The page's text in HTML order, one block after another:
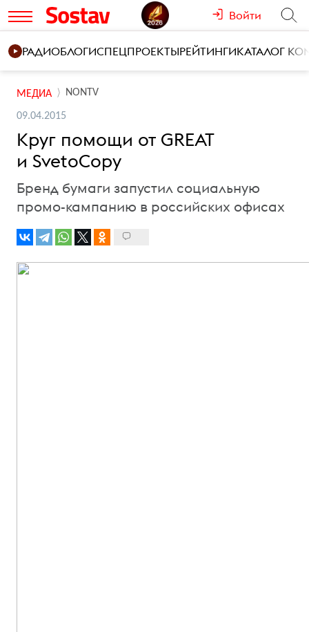
Войти
РАДИОБЛОГИСПЕЦПРОЕКТЫРЕЙТИНГИКАТАЛОГ
МЕДИА NONTV
09.04.2015
Круг помощи от GREAT
и SvetoCopy
Бренд бумаги запустил социальную
промо-кампанию в российских офисах